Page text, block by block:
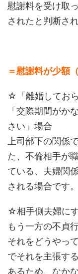
慰謝料を受け取
されたと判断さ
＝慰謝料が少額
☆「離婚してお
「交際期間がか
さい」場合
上司部下の関係
た、不倫相手が
ている、夫婦関
される場合です。
☆相手側夫婦に
もう一方の不貞
それをどうやっ
でそれを主張す
あるため、なか